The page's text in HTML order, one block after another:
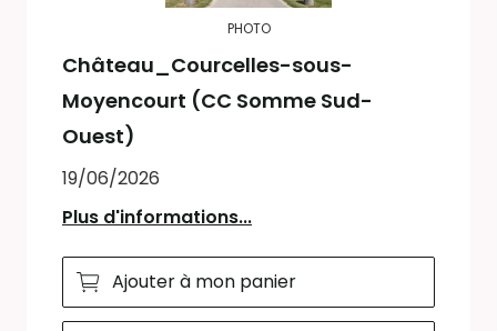
PHOTO
Château_Courcelles-sous-
Moyencourt (CC Somme Sud-
Ouest)
19/06/2026
Plus d'informations...
Ajouter à mon panier